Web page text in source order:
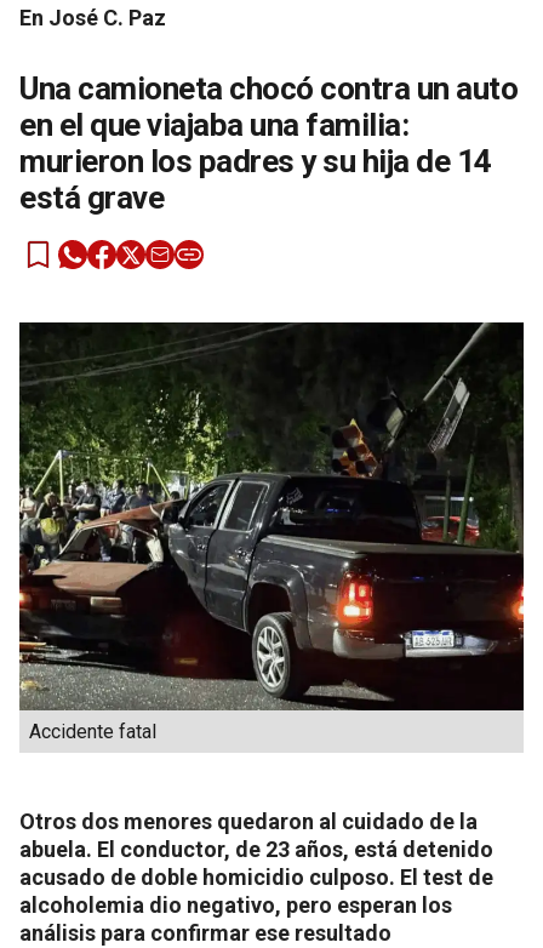
En José C. Paz
Una camioneta chocó contra un auto
en el que viajaba una familia:
murieron los padres y su hija de 14
está grave
Accidente fatal
Otros dos menores quedaron al cuidado de la
abuela. El conductor, de 23 años, está detenido
acusado de doble homicidio culposo. El test de
alcoholemia dio negativo, pero esperan los
análisis para confirmar ese resultado